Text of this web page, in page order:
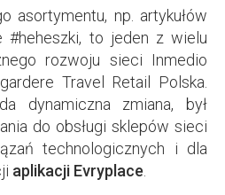
asortymentu, np. artykułów
#heheszki, to jeden z wielu
rozwoju sieci Inmedio
Travel Retail Polska.
dynamiczna zmiana, był
do obsługi sklepów sieci
technologicznych i dla
aplikacji Evryplace